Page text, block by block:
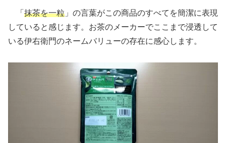
「 抹茶を一粒 」の言葉がこの商品のすべてを簡潔に表現
していると感じます。お茶のメーカーでここまで浸透して
いる伊右衛門のネームバリューの存在に感心します。